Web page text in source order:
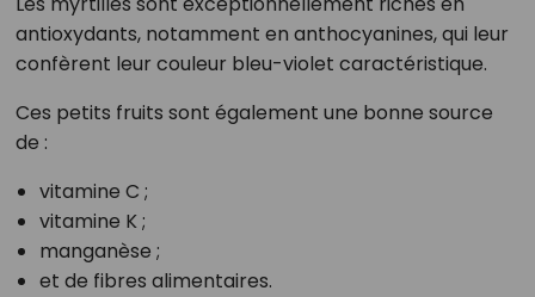
antioxydants, notamment en anthocyanines, qui leur
confèrent leur couleur bleu-violet caractéristique.
Ces petits fruits sont également une bonne source
de :
vitamine C ;
vitamine K ;
manganèse ;
et de fibres alimentaires.